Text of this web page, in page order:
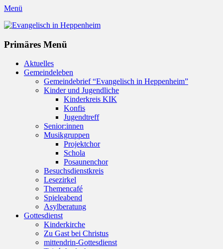
Menü
Evangelisch in Heppenheim
Primäres Menü
Zum
Inhalt
Aktuelles
Gemeindeleben
Gemeindebrief “Evangelisch in Heppenheim”
Kinder und Jugendliche
Kinderkreis KIK
Konfis
Jugendtreff
Senior:innen
Musikgruppen
Projektchor
Schola
Posaunenchor
Besuchsdienstkreis
Lesezirkel
Themencafé
Spieleabend
Asylberatung
Gottesdienst
Kinderkirche
Zu Gast bei Christus
mittendrin-Gottesdienst